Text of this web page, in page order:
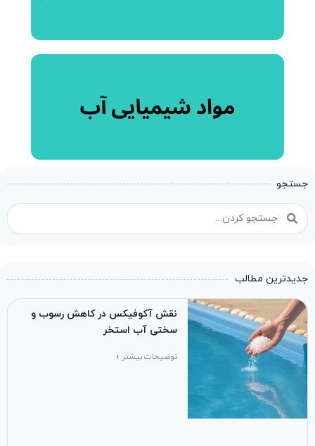
جستجو
جدیدترین مطالب
نقش آکوفیکس در کاهش رسوب و
سختی آب استخر
توضیحات بیشتر »